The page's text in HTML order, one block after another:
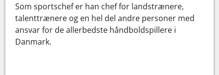
Som sportschef er han chef for landstrænere,
talenttrænere og en hel del andre personer med
ansvar for de allerbedste håndboldspillere i
Danmark.